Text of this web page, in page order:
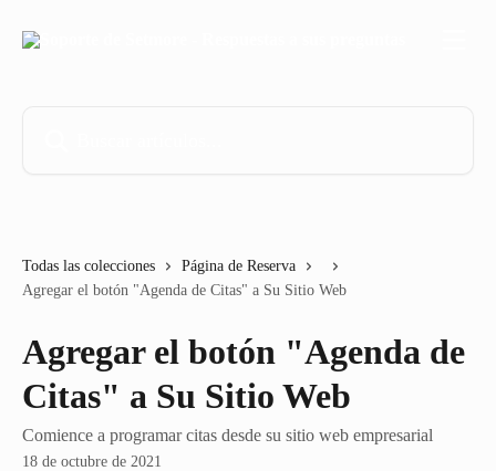
Todas las colecciones
Página de Reserva
Agregar el botón "Agenda de Citas" a Su Sitio Web
Agregar el botón "Agenda de
Citas" a Su Sitio Web
Comience a programar citas desde su sitio web empresarial
18 de octubre de 2021